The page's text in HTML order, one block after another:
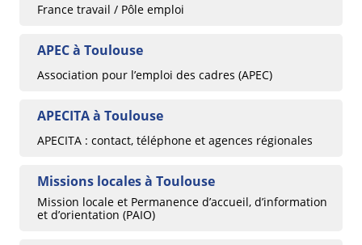
France travail / Pôle emploi
APEC à Toulouse
Association pour l’emploi des cadres (APEC)
APECITA à Toulouse
APECITA : contact, téléphone et agences régionales
Missions locales à Toulouse
Mission locale et Permanence d’accueil, d’information
et d’orientation (PAIO)